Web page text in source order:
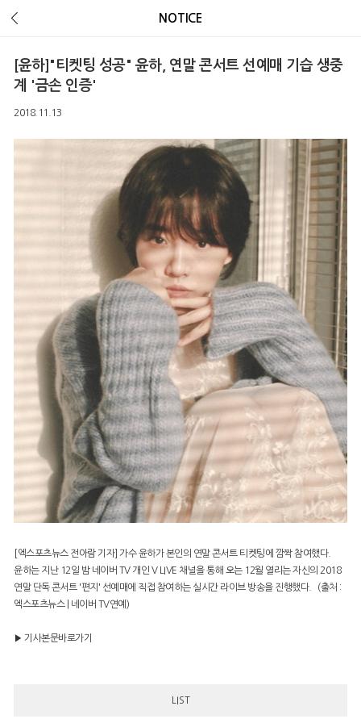
NOTICE
[윤하]"티켓팅 성공" 윤하, 연말 콘서트 선예매 기습 생중
계 '금손 인증'
2018.11.13
[엑스포츠뉴스 전아람 기자] 가수 윤하가 본인의 연말 콘서트 티켓팅에 깜짝 참여했다.
윤하는 지난 12일 밤 네이버 TV 개인 V LIVE 채널을 통해 오는 12월 열리는 자신의 2018
연말 단독 콘서트 '편지' 선예매에 직접 참여하는 실시간 라이브 방송을 진행했다. (출처 :
엑스포츠뉴스 | 네이버 TV연예)
▶ 기사본문바로가기
LIST